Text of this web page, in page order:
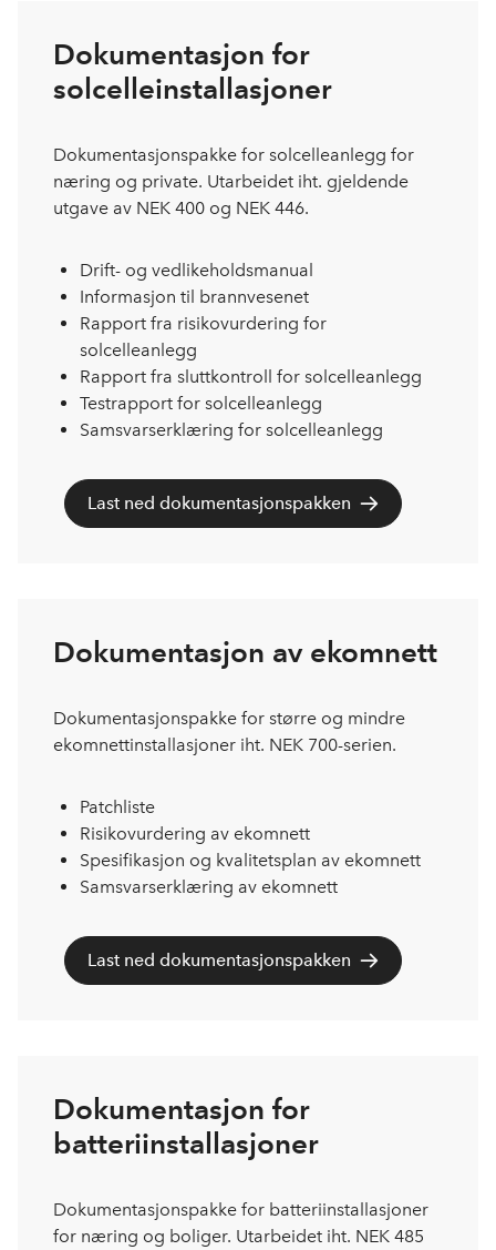
Dokumentasjon for
solcelleinstallasjoner
Dokumentasjonspakke for solcelleanlegg for
næring og private. Utarbeidet iht. gjeldende
utgave av NEK 400 og NEK 446.
Drift- og vedlikeholdsmanual
Informasjon til brannvesenet
Rapport fra risikovurdering for
solcelleanlegg
Rapport fra sluttkontroll for solcelleanlegg
Testrapport for solcelleanlegg
Samsvarserklæring for solcelleanlegg
Last ned dokumentasjonspakken
Dokumentasjon av ekomnett
Dokumentasjonspakke for større og mindre
ekomnettinstallasjoner iht. NEK 700-serien.
Patchliste
Risikovurdering av ekomnett
Spesifikasjon og kvalitetsplan av ekomnett
Samsvarserklæring av ekomnett
Last ned dokumentasjonspakken
Dokumentasjon for
batteriinstallasjoner
Dokumentasjonspakke for batteriinstallasjoner
for næring og boliger. Utarbeidet iht. NEK 485